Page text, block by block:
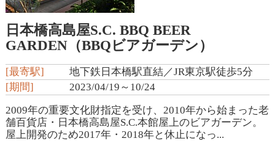
日本橋高島屋S.C. BBQ BEER
GARDEN（BBQビアガーデン）
[最寄駅]
地下鉄日本橋駅直結／JR東京駅徒歩5分
[期間]
2023/04/19～10/24
2009年の重要文化財指定を受け、2010年から始まった老
舗百貨店・日本橋高島屋S.C.本館屋上のビアガーデン。
屋上開発のため2017年・2018年と休止になっ...